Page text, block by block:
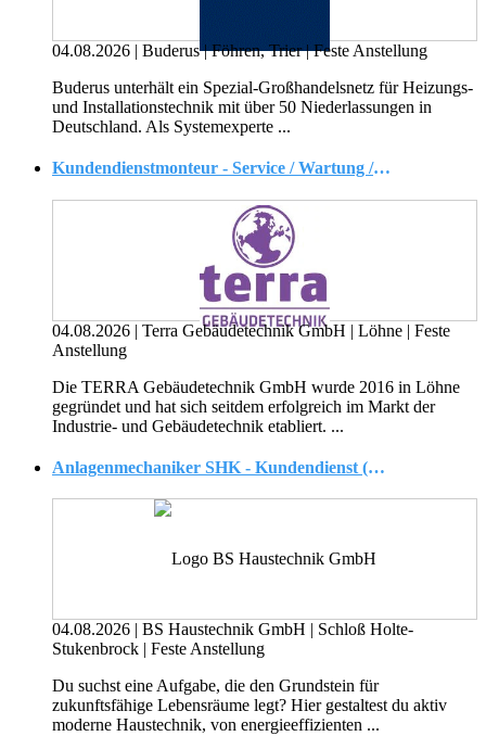
04.08.2026 | Buderus| Föhren, Trier|Feste Anstellung
Buderus unterhält ein Spezial-Großhandelsnetz für Heizungs-
und Installationstechnik mit über 50 Niederlassungen in
Deutschland. Als Systemexperte ...
Kundendienstmonteur - Service / Wartung / Reparatur (m/w/d)
04.08.2026 | Terra Gebäudetechnik GmbH | Löhne | Feste
Anstellung
Die TERRA Gebäudetechnik GmbH wurde 2016 in Löhne
gegründet und hat sich seitdem erfolgreich im Markt der
Industrie- und Gebäudetechnik etabliert. ...
Anlagenmechaniker SHK - Kundendienst (m/w/d)
04.08.2026 | BS Haustechnik GmbH | Schloß Holte-
Stukenbrock | Feste Anstellung
Du suchst eine Aufgabe, die den Grundstein für
zukunftsfähige Lebensräume legt? Hier gestaltest du aktiv
moderne Haustechnik, von energieeffizienten ...